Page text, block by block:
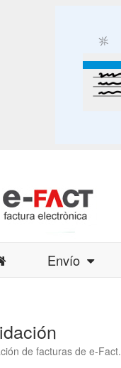
Envío
de facturas de e-Fact.